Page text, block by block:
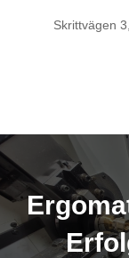
Skrittvägen